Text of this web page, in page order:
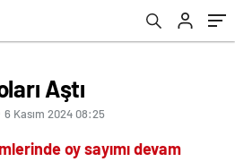
Aştı
6 Kasım 2024 08:25
oy sayımı devam